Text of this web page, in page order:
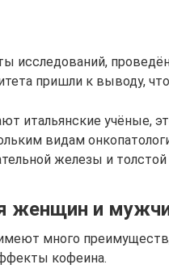
исследований,
пришли к выводу, что
итальянские учёные,
видам
железы и
женщин и
много
кофеина.